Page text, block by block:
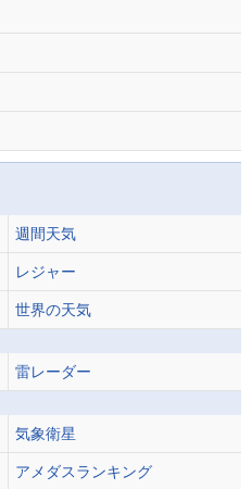
週間天気
レジャー
世界の天気
雷レーダー
気象衛星
アメダスランキング